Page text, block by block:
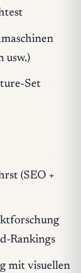
usw.)
Set
(SEO +
Rankings
mit visuellen